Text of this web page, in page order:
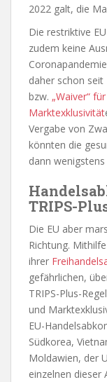
2022 galt, die
Die restriktive
zudem keine
daher schon
bzw. „Waiver“
Marktexklusivität
Vergabe von
könnten die
dann
TRIPS-
Die EU aber
Richtung. Mithilfe
ihrer
gefährlichen,
TRIPS-Plus-
und
EU-
Südkorea,
Moldawien, der
einzelnen dieser